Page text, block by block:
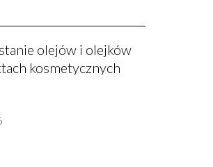
olejów i olejków
kosmetycznych